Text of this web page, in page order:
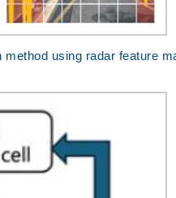
method using radar feature